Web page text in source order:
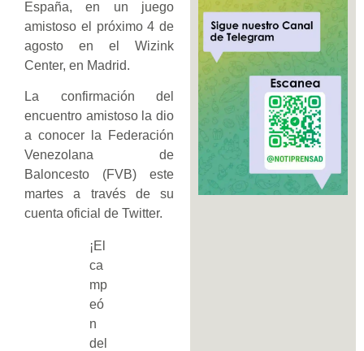
España, en un juego
amistoso el próximo 4 de
agosto en el Wizink
Center, en Madrid.
La confirmación del
encuentro amistoso la dio
a conocer la Federación
Venezolana de
Baloncesto (FVB) este
martes a través de su
cuenta oficial de Twitter.
¡El
ca
mp
eó
n
del